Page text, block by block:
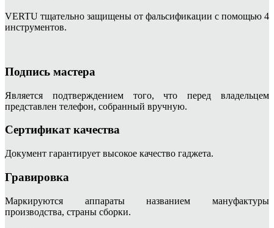
VERTU тщательно защищены от фальсификации с помощью 4
инструментов.
Подпись мастера
Является подтверждением того, что перед владельцем
представлен телефон, собранный вручную.
Сертификат качества
Документ гарантирует высокое качество гаджета.
Гравировка
Маркируются аппараты названием мануфактуры
производства, страны сборки.